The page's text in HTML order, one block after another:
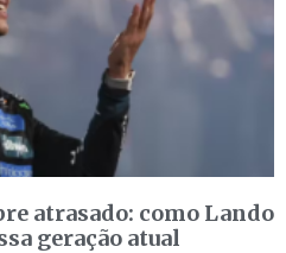
atrasado: como Lando
geração atual